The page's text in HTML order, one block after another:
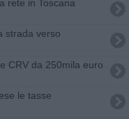
rete in Toscana
strada verso
CRV da 250mila euro
le tasse